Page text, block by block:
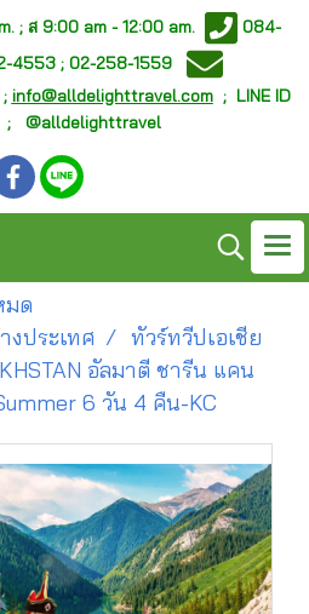
; ส 9:00 am - 12:00 am.
084-
4553 ; 02-258-1559
info@alldelighttravel.com; LINE ID
; @alldelighttravel
มด
งประเทศ
ทัวร์ทวีปเอเชีย
อัลมาตี ชารีน แคน
6 วัน 4 คืน-KC